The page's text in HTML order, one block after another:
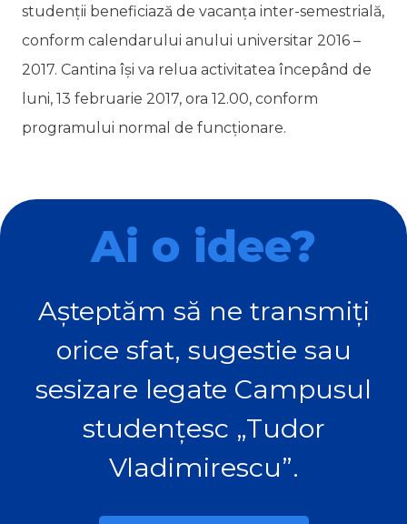
studenţii beneficiază de vacanţa inter-semestrială,
conform calendarului anului universitar 2016 –
2017. Cantina își va relua activitatea începând de
luni, 13 februarie 2017, ora 12.00, conform
programului normal de funcționare.
Ai o idee?
Așteptăm să ne transmiți
orice sfat, sugestie sau
sesizare legate Campusul
studențesc „Tudor
Vladimirescu”.